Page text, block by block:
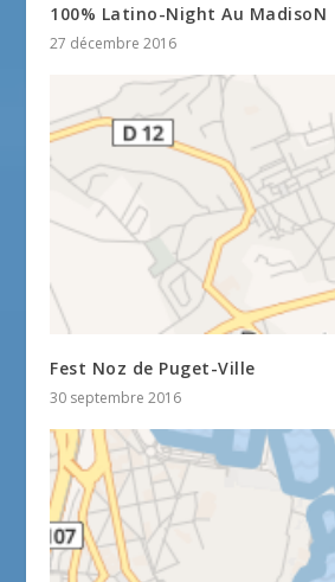
100% Latino-Night Au MadisoN
27 décembre 2016
Fest Noz de Puget-Ville
30 septembre 2016